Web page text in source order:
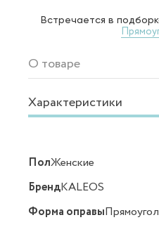
Встречается в
О товаре
Характеристики
ПолЖенские
БрендKALEOS
Форма оправы